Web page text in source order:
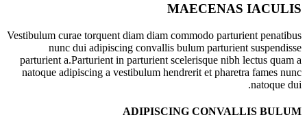
MAECENAS IACULIS
Vestibulum curae torquent diam diam commodo parturient penatibus
nunc dui adipiscing convallis bulum parturient suspendisse
parturient a.Parturient in parturient scelerisque nibh lectus quam a
natoque adipiscing a vestibulum hendrerit et pharetra fames nunc
natoque dui.
ADIPISCING CONVALLIS BULUM